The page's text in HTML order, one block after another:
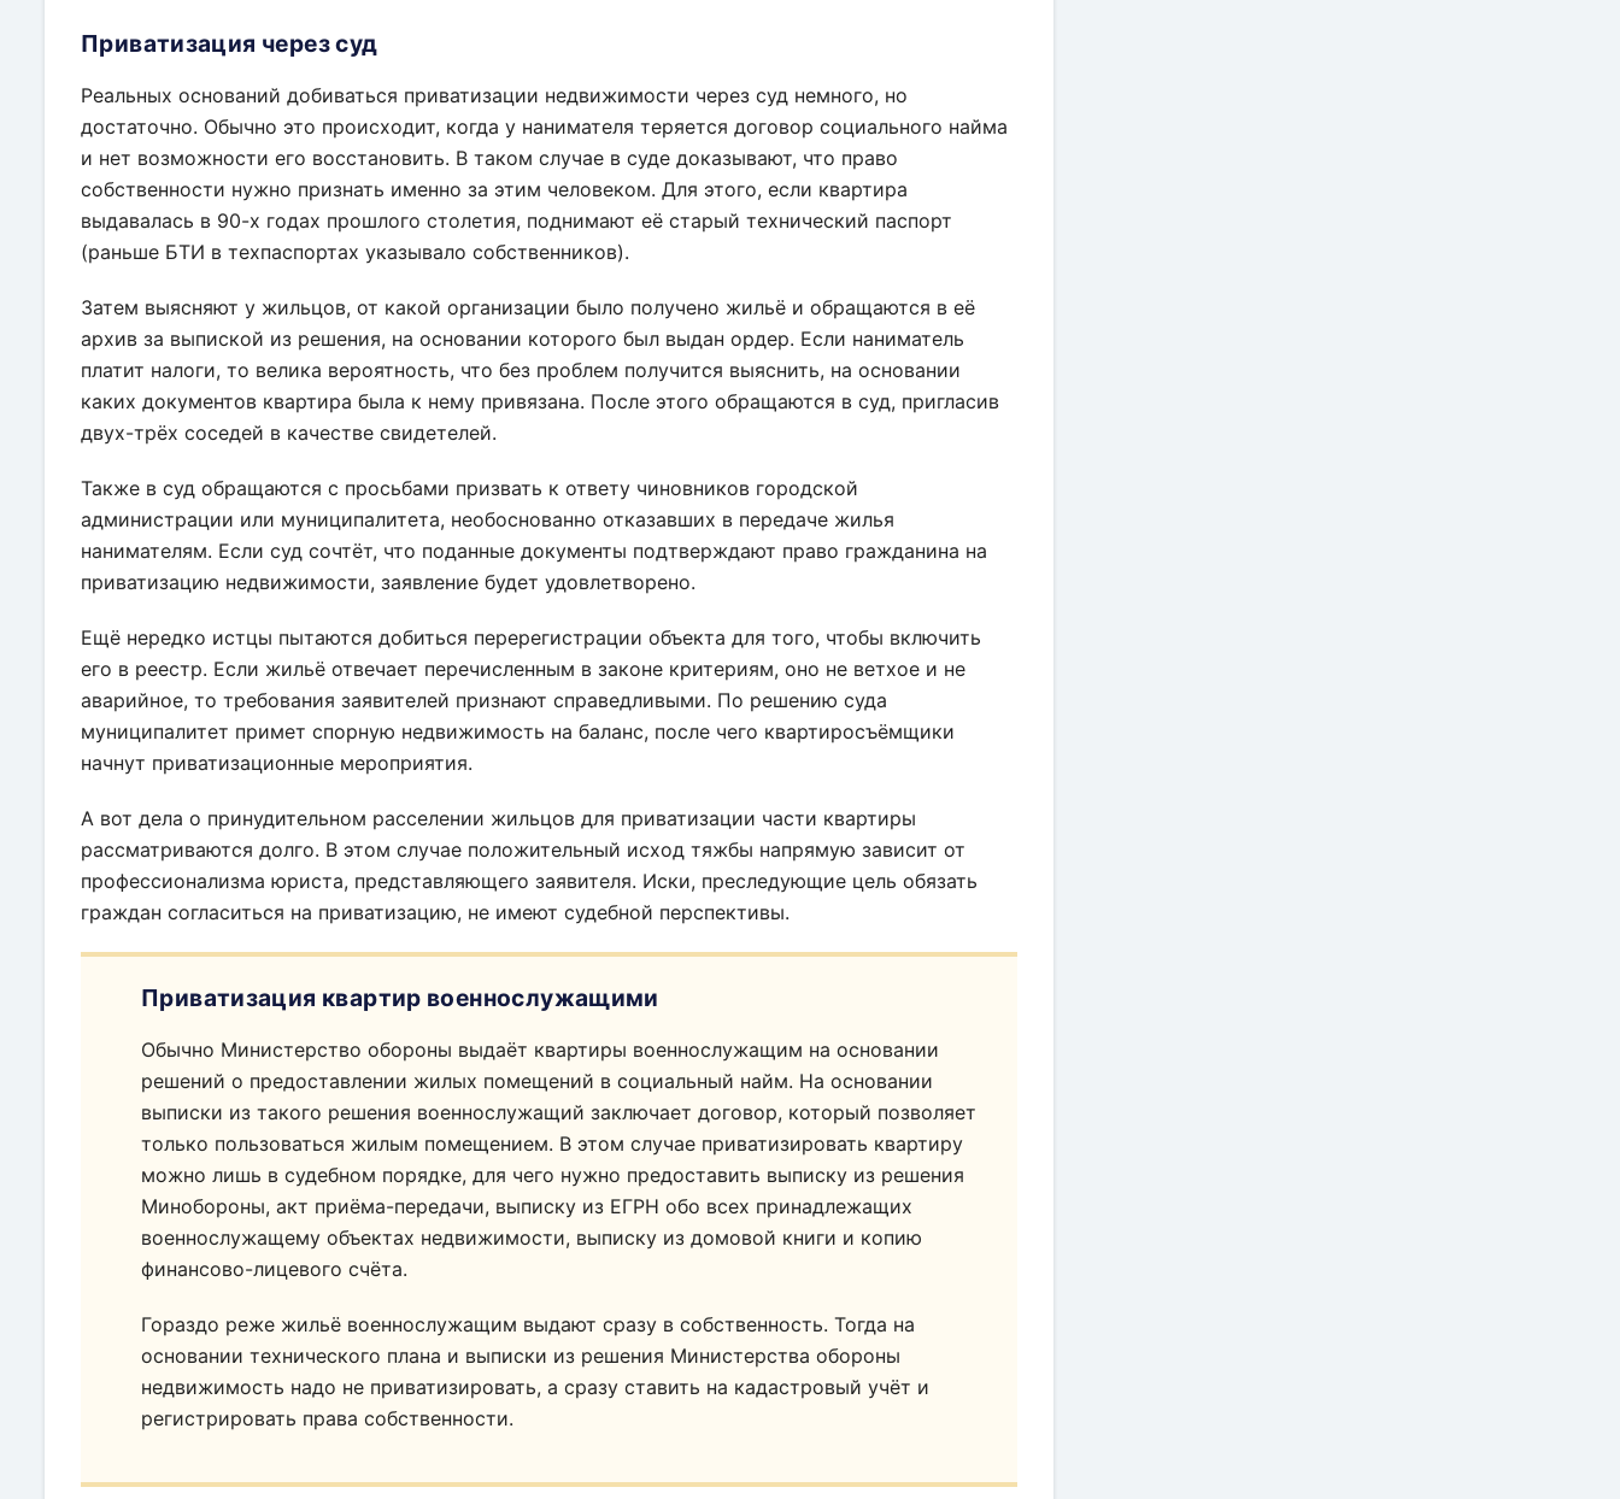
Приватизация через суд
Реальных оснований добиваться приватизации недвижимости через суд немного, но
достаточно. Обычно это происходит, когда у нанимателя теряется договор социального найма
и нет возможности его восстановить. В таком случае в суде доказывают, что право
собственности нужно признать именно за этим человеком. Для этого, если квартира
выдавалась в 90-х годах прошлого столетия, поднимают её старый технический паспорт
(раньше БТИ в техпаспортах указывало собственников).
Затем выясняют у жильцов, от какой организации было получено жильё и обращаются в её
архив за выпиской из решения, на основании которого был выдан ордер. Если наниматель
платит налоги, то велика вероятность, что без проблем получится выяснить, на основании
каких документов квартира была к нему привязана. После этого обращаются в суд, пригласив
двух-трёх соседей в качестве свидетелей.
Также в суд обращаются с просьбами призвать к ответу чиновников городской
администрации или муниципалитета, необоснованно отказавших в передаче жилья
нанимателям. Если суд сочтёт, что поданные документы подтверждают право гражданина на
приватизацию недвижимости, заявление будет удовлетворено.
Ещё нередко истцы пытаются добиться перерегистрации объекта для того, чтобы включить
его в реестр. Если жильё отвечает перечисленным в законе критериям, оно не ветхое и не
аварийное, то требования заявителей признают справедливыми. По решению суда
муниципалитет примет спорную недвижимость на баланс, после чего квартиросъёмщики
начнут приватизационные мероприятия.
А вот дела о принудительном расселении жильцов для приватизации части квартиры
рассматриваются долго. В этом случае положительный исход тяжбы напрямую зависит от
профессионализма юриста, представляющего заявителя. Иски, преследующие цель обязать
граждан согласиться на приватизацию, не имеют судебной перспективы.
Приватизация квартир военнослужащими
Обычно Министерство обороны выдаёт квартиры военнослужащим на основании
решений о предоставлении жилых помещений в социальный найм. На основании
выписки из такого решения военнослужащий заключает договор, который позволяет
только пользоваться жилым помещением. В этом случае приватизировать квартиру
можно лишь в судебном порядке, для чего нужно предоставить выписку из решения
Минобороны, акт приёма-передачи, выписку из ЕГРН обо всех принадлежащих
военнослужащему объектах недвижимости, выписку из домовой книги и копию
финансово-лицевого счёта.
Гораздо реже жильё военнослужащим выдают сразу в собственность. Тогда на
основании технического плана и выписки из решения Министерства обороны
недвижимость надо не приватизировать, а сразу ставить на кадастровый учёт и
регистрировать права собственности.